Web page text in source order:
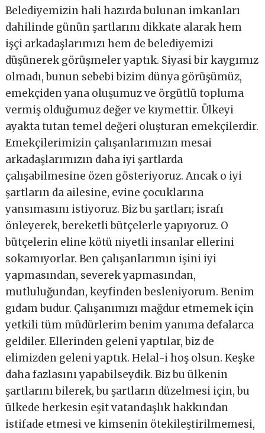
Belediyemizin hali hazırda bulunan imkanları
dahilinde günün şartlarını dikkate alarak hem
işçi arkadaşlarımızı hem de belediyemizi
düşünerek görüşmeler yaptık. Siyasi bir kaygımız
olmadı, bunun sebebi bizim dünya görüşümüz,
emekçiden yana oluşumuz ve örgütlü topluma
vermiş olduğumuz değer ve kıymettir. Ülkeyi
ayakta tutan temel değeri oluşturan emekçilerdir.
Emekçilerimizin çalışanlarımızın mesai
arkadaşlarımızın daha iyi şartlarda
çalışabilmesine özen gösteriyoruz. Ancak o iyi
şartların da ailesine, evine çocuklarına
yansımasını istiyoruz. Biz bu şartları; israfı
önleyerek, bereketli bütçelerle yapıyoruz. O
bütçelerin eline kötü niyetli insanlar ellerini
sokamıyorlar. Ben çalışanlarımın işini iyi
yapmasından, severek yapmasından,
mutluluğundan, keyfinden besleniyorum. Benim
gıdam budur. Çalışanımızı mağdur etmemek için
yetkili tüm müdürlerim benim yanıma defalarca
geldiler. Ellerinden geleni yaptılar, biz de
elimizden geleni yaptık. Helal-i hoş olsun. Keşke
daha fazlasını yapabilseydik. Biz bu ülkenin
şartlarını bilerek, bu şartların düzelmesi için, bu
ülkede herkesin eşit vatandaşlık hakkından
istifade etmesi ve kimsenin ötekileştirilmemesi,